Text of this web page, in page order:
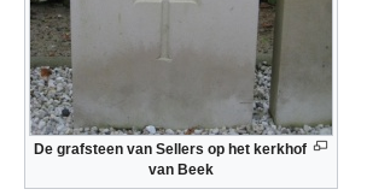
De grafsteen van Sellers op het kerkhof
van Beek